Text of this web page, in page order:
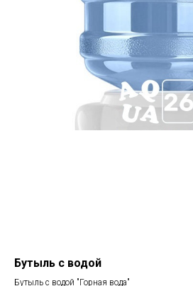
Бутыль с водой
Бутыль с водой "Горная вода"